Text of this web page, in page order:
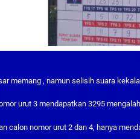
memang , namun selisih suara
urut 3 mendapatkan 3295
calon nomor urut 2 dan 4, hanya